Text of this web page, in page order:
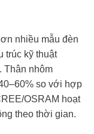
nhiều mẫu đèn
trúc kỹ thuật
Thân nhôm
so với hợp
OSRAM hoạt
theo thời gian.